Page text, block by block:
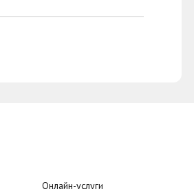
Онлайн-услуги